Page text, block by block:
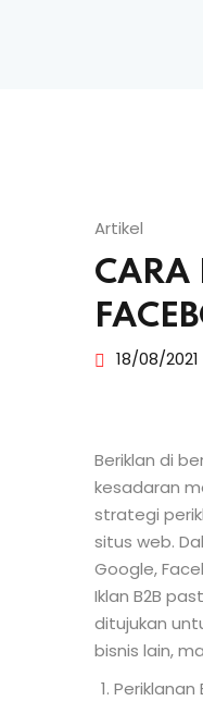
Artikel
CARA
18/08/2021
Beriklan di
kesadaran
strategi
situs web.
Google,
Iklan B2B
ditujukan
bisnis lain,
Periklanan